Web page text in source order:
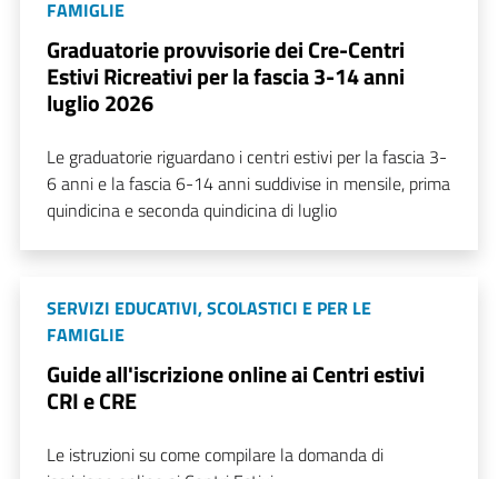
FAMIGLIE
Graduatorie provvisorie dei Cre-Centri
Estivi Ricreativi per la fascia 3-14 anni
luglio 2026
Le graduatorie riguardano i centri estivi per la fascia 3-
6 anni e la fascia 6-14 anni suddivise in mensile, prima
quindicina e seconda quindicina di luglio
SERVIZI EDUCATIVI, SCOLASTICI E PER LE
FAMIGLIE
Guide all'iscrizione online ai Centri estivi
CRI e CRE
Le istruzioni su come compilare la domanda di